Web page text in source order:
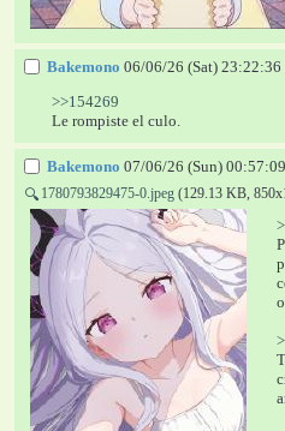
Bakemono 06/06/26 (Sat) 23:22:36
>>154269
Le rompiste el culo.
Bakemono 07/06/26 (Sun) 00:57:09
🔍 1780793829475-0.jpeg (129.13 KB,